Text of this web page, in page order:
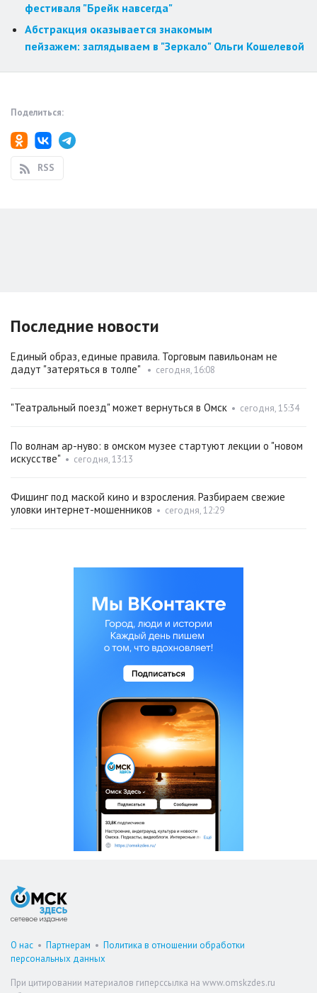
фестиваля "Брейк навсегда"
Абстракция оказывается знакомым
пейзажем: заглядываем в "Зеркало" Ольги Кошелевой
Поделиться:
RSS
Последние новости
Единый образ, единые правила. Торговым павильонам не
дадут "затеряться в толпе"
• сегодня, 16:08
"Театральный поезд" может вернуться в Омск • сегодня, 15:34
По волнам ар-нуво: в омском музее стартуют лекции о "новом
искусстве" • сегодня, 13:13
Фишинг под маской кино и взросления. Разбираем свежие
уловки интернет-мошенников • сегодня, 12:29
О нас • Партнерам • Политика в отношении обработки
персональных данных
При цитировании материалов гиперссылка на www.omskzdes.ru